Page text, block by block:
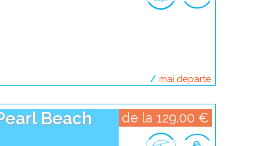
mai departedespre
Beach
de la 129.00 €